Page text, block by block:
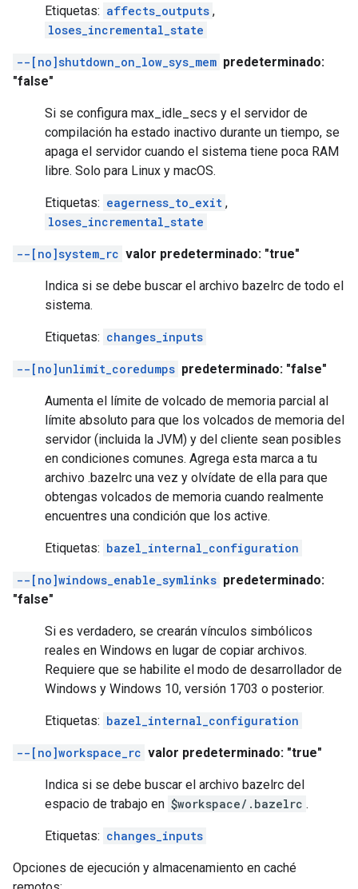
Etiquetas: affects_outputs ,
loses_incremental_state
--[no]shutdown_on_low_sys_mem predeterminado:
"false"
Si se configura max_idle_secs y el servidor de
compilación ha estado inactivo durante un tiempo, se
apaga el servidor cuando el sistema tiene poca RAM
libre. Solo para Linux y macOS.
Etiquetas: eagerness_to_exit ,
loses_incremental_state
--[no]system_rc valor predeterminado: "true"
Indica si se debe buscar el archivo bazelrc de todo el
sistema.
Etiquetas: changes_inputs
--[no]unlimit_coredumps predeterminado: "false"
Aumenta el límite de volcado de memoria parcial al
límite absoluto para que los volcados de memoria del
servidor (incluida la JVM) y del cliente sean posibles
en condiciones comunes. Agrega esta marca a tu
archivo .bazelrc una vez y olvídate de ella para que
obtengas volcados de memoria cuando realmente
encuentres una condición que los active.
Etiquetas: bazel_internal_configuration
--[no]windows_enable_symlinks predeterminado:
"false"
Si es verdadero, se crearán vínculos simbólicos
reales en Windows en lugar de copiar archivos.
Requiere que se habilite el modo de desarrollador de
Windows y Windows 10, versión 1703 o posterior.
Etiquetas: bazel_internal_configuration
--[no]workspace_rc valor predeterminado: "true"
Indica si se debe buscar el archivo bazelrc del
espacio de trabajo en $workspace/.bazelrc .
Etiquetas: changes_inputs
Opciones de ejecución y almacenamiento en caché